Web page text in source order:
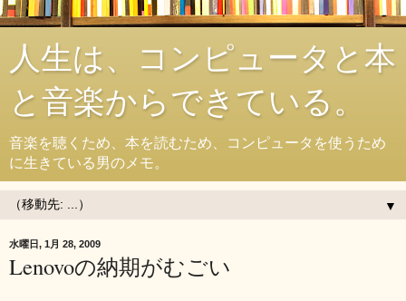
人生は、コンピュータと本
と音楽からできている。
音楽を聴くため、本を読むため、コンピュータを使うため
に生きている男のメモ。
▼
水曜日, 1月 28, 2009
Lenovoの納期がむごい